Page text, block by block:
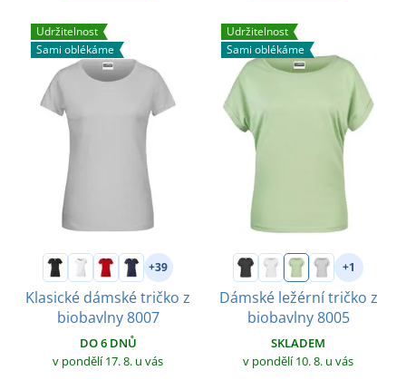
Udržitelnost
Sami oblékáme
+39
Klasické dámské tričko z
biobavlny 8007
DO 6 DNŮ
v pondělí 17. 8. u vás
Udržitelnost
Sami oblékáme
+1
Dámské ležérní tričko z
biobavlny 8005
SKLADEM
v pondělí 10. 8. u vás